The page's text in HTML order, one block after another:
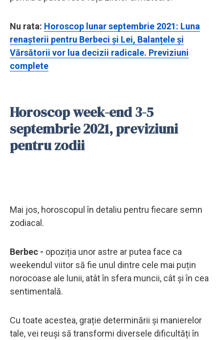
Nu rata: Horoscop lunar septembrie 2021: Luna
renașterii pentru Berbeci și Lei, Balanțele și
Vărsătorii vor lua decizii radicale. Previziuni
complete
Horoscop week-end 3-5
septembrie 2021, previziuni
pentru zodii
Mai jos, horoscopul în detaliu pentru fiecare semn
zodiacal.
Berbec - opoziția unor astre ar putea face ca
weekendul viitor să fie unul dintre cele mai puțin
norocoase ale lunii, atât în sfera muncii, cât și în cea
sentimentală.
Cu toate acestea, grație determinării și manierelor
tale, vei reuși să transformi diversele dificultăți în